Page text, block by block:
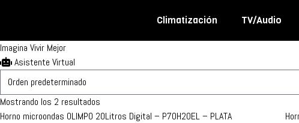
Climatización
Aires Acondicionados
Ventiladores
TV/Audio
Audio
Batidora
Cafetera
Imagina Vivir Mejor
Asistente Virtual
Mostrando los 2 resultados
Horno microondas OLIMPO 20Litros Digital – P70H20EL – PLATA